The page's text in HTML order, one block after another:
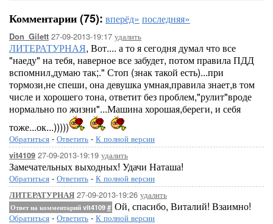
Комментарии (75): вперёд» последняя»
Don_Gilett 27-09-2013-19:17 удалить
ЛИТЕРАТУРНАЯ, Вот.... а то я сегодня думал что все
"наеду" на тебя, наверное все забудет, потом правила ПДД
вспомнил,думаю так;." Стоп (знак такой есть)...при
тормози,не спеши, она девушка умная,правила знает,в том
числе и хорошего тона, ответит без проблем,"рулит"вроде
нормально по жизни"...Машина хорошая,береги, и себя
тоже...ок...)))))
Обратиться - Ответить - К полной версии
vit4109 27-09-2013-19:19 удалить
Замечательных выходных! Удачи Наташа!
Обратиться - Ответить - К полной версии
ЛИТЕРАТУРНАЯ 27-09-2013-19:26 удалить
Ответ на комментарий vit4109 # Ой, спасибо, Виталий! Взаимно!
Обратиться - Ответить - К полной версии